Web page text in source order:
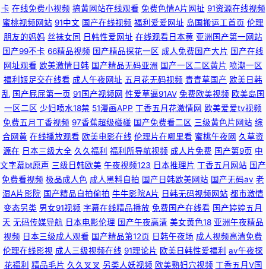
费视频 第一女优电影院 久久一级视频 殴美性交精品 色天堂亚洲久久 亚州综
费人妻97 国产第一福利 精品一区二区三区香蕉 免费久久黄色 日韩毛片基地
91蜜桃四区 成人性交片免费看 国产午夜福利网址 少妇精品高潮 亚洲熟妇爱
ab 91白丝 91伦理版免费网站视频 丁香五月天社区 欧美涩就是涩综合久久 色
悠悠桃花综合 亚洲国产九九 91超碰在线 91蜜臀在线观看 91制作室白乳 91看
片婬黄大片软件 91大神网站 超碰人人原创 日韩淫淫网
卡 在线免费小视频 搞黄网站在线观看 免费色情A片网扯 91资源在线视频
蜜桃视频网站 91中文 国产在线视频 福利爱爱网址 岛国搬运工首页 伦理
朋友的妈妈 丝袜女同 日韩性爱网址 在线观看日本黄 亚洲国产第一网站
国产99不卡 66精品视频 国产精品探花一区 成人免费国产大片 国产在线
网址观看 欧美激情日韩 国产精品无码亚洲 国产一区二区黄片 喷潮一区
福利姬足交在线看 成人午夜网址 五月花无码视频 青青草国产 欧美日韩
乱 国产屁屁第一页 91国产视频网 性爱草逼91AV 免费欧美视频 欧美岛国
一区二区 少妇喷水18禁 51漫画APP 丁香五月花激情网 欧美爱爱tv视频
免费五月丁香视频 97香蕉超级碰碰 国产免费看二区 三级黄色片网站 综
合网黄 在线播放观看 欧美电影在线 伦理片在哪里看 蜜桃午夜网 久草资
源在 日本三级大全 久久福利 福利所导航视频 成人片免费 国产第9页 中
文字幕bt原声 三级日韩欧美 午夜视频123 日本推理片 丁香五月网站 国产
免费看视频 极品成人色 成人黑料自拍 国产日韩欧美网站 国产无码av 老
湿A片影院 国产精品自拍偷拍 牛牛影院A片 日韩无码视频网站 都市激情
变态另类 男女91视频 字幕在线精品播放 免费国产在线看 国产婷婷五月
天 无码传媒导航 日本电影伦理 国产午夜高清 美女黄色18 亚洲午夜精品
视频 日本三级成人观看 国产精品第12页 日韩午夜场 成人视频高清免费
伦理在线影视 成人三级视频在线 91理论片 欧美日韩性爱福利 av午夜探
花福利 精品毛片 久久叉叉 另类人妖视频 欧美熟妇穴视频 丁香五月V国